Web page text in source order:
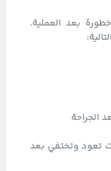
بعد العملية.
الجراحة
تعود وتختفي بعد